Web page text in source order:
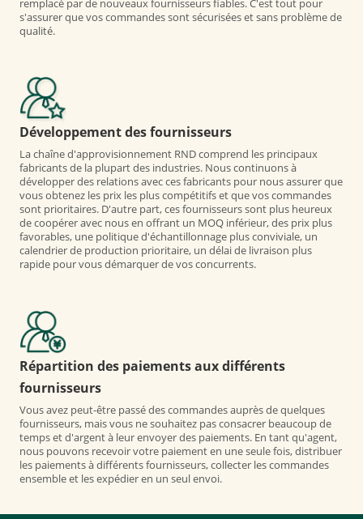
remplacé par de nouveaux fournisseurs fiables. C'est tout pour
s'assurer que vos commandes sont sécurisées et sans problème de
qualité.
Développement des fournisseurs
La chaîne d'approvisionnement RND comprend les principaux
fabricants de la plupart des industries. Nous continuons à
développer des relations avec ces fabricants pour nous assurer que
vous obtenez les prix les plus compétitifs et que vos commandes
sont prioritaires. D'autre part, ces fournisseurs sont plus heureux
de coopérer avec nous en offrant un MOQ inférieur, des prix plus
favorables, une politique d'échantillonnage plus conviviale, un
calendrier de production prioritaire, un délai de livraison plus
rapide pour vous démarquer de vos concurrents.
Répartition des paiements aux différents
fournisseurs
Vous avez peut-être passé des commandes auprès de quelques
fournisseurs, mais vous ne souhaitez pas consacrer beaucoup de
temps et d'argent à leur envoyer des paiements. En tant qu'agent,
nous pouvons recevoir votre paiement en une seule fois, distribuer
les paiements à différents fournisseurs, collecter les commandes
ensemble et les expédier en un seul envoi.